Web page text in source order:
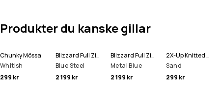
Produkter du kanske gillar
Chunky Mössa
Whitish
299 kr
Blizzard Full Zip Snowboardjacka Man
Blue Steel
2 199 kr
Blizzard Full Zip Skidjacka Man
Metal Blue
2 199 kr
2X-Up Knitted Ansiktsmask
Sand
299 kr